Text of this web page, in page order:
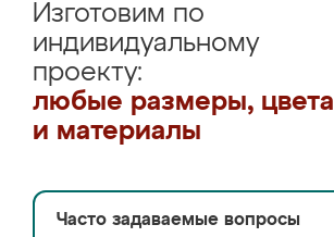
Изготовим по
индивидуальному
проекту:
любые размеры, цвета
и материалы
Часто задаваемые вопросы